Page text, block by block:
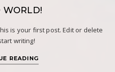
WORLD!
is your first post. Edit or delete
writing!
READING